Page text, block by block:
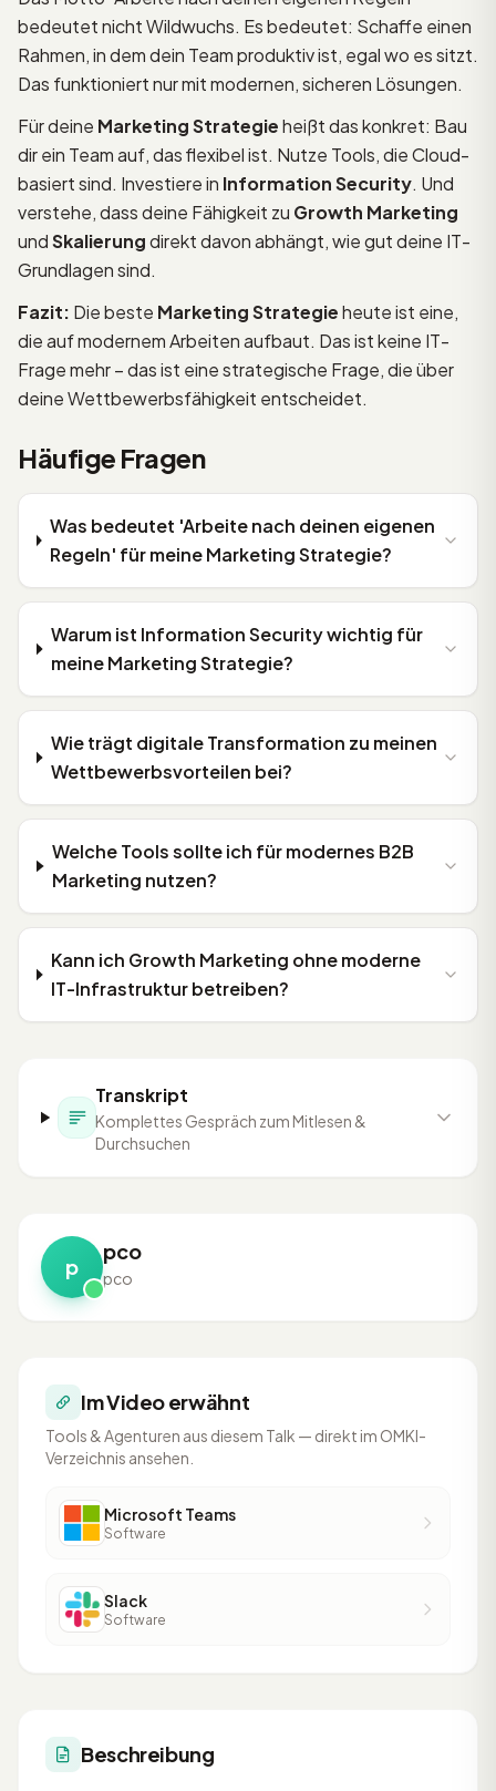
bedeutet nicht Wildwuchs. Es bedeutet: Schaffe einen
Rahmen, in dem dein Team produktiv ist, egal wo es sitzt.
Das funktioniert nur mit modernen, sicheren Lösungen.
Für deine Marketing Strategieheißt das konkret: Bau
dir ein Team auf, das flexibel ist. Nutze Tools, die Cloud-
basiert sind. Investiere in Information Security. Und
verstehe, dass deine Fähigkeit zu Growth Marketing
undSkalierungdirekt davon abhängt, wie gut deine IT-
Grundlagen sind.
Fazit: Die beste Marketing Strategieheute ist eine,
die auf modernem Arbeiten aufbaut. Das ist keine IT-
Frage mehr – das ist eine strategische Frage, die über
deine Wettbewerbsfähigkeit entscheidet.
Häufige Fragen
Was bedeutet 'Arbeite nach deinen eigenen
Regeln' für meine Marketing Strategie?
Warum ist Information Security wichtig für
meine Marketing Strategie?
Wie trägt digitale Transformation zu meinen
Wettbewerbsvorteilen bei?
Welche Tools sollte ich für modernes B2B
Marketing nutzen?
Kann ich Growth Marketing ohne moderne
IT-Infrastruktur betreiben?
Transkript
Komplettes Gespräch zum Mitlesen &
Durchsuchen
p
pco
pco
Im Video erwähnt
Tools & Agenturen aus diesem Talk — direkt im OMKI-
Verzeichnis ansehen.
Microsoft Teams
Software
Slack
Software
Beschreibung